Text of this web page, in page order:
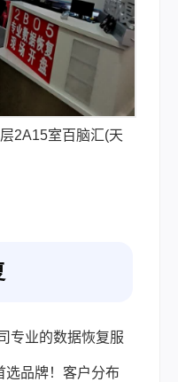
2A15室百脑汇(天
专业的数据恢复服
选品牌！客户分布